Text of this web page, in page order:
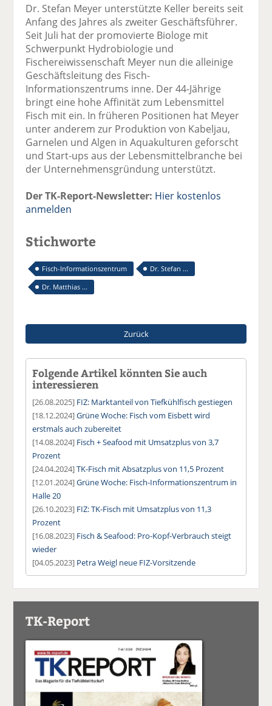
Dr. Stefan Meyer unterstützte Keller bereits seit
Anfang des Jahres als zweiter Geschäftsführer.
Seit Juli hat der promovierte Biologe mit
Schwerpunkt Hydrobiologie und
Fischereiwissenschaft Meyer nun die alleinige
Geschäftsleitung des Fisch-
Informationszentrums inne. Der 44-Jährige
bringt eine hohe Affinität zum Lebensmittel
Fisch mit ein. In früheren Positionen hat Meyer
unter anderem zur Produktion von Kabeljau,
Garnelen und Algen in Aquakulturen geforscht
und Start-ups aus der Lebensmittelbranche bei
der Unternehmensgründung unterstützt.
Der TK-Report-Newsletter: Hier kostenlos
anmelden
Stichworte
Fisch-Informationszentrum
Dr. Stefan ...
Dr. Matthias ...
Zurück
Folgende Artikel könnten Sie auch
interessieren
[26.08.2025] FIZ: Marktanteil von Tiefkühlfisch gestiegen
[18.12.2024]Grüne Woche: Fisch vom Eisbett wird
erstmals auch zubereitet
[14.08.2024] Fisch + Seafood mit Umsatzplus von 3,7
Prozent
[24.04.2024]TK-Fisch mit Absatzplus von 11,5 Prozent
[12.01.2024]Grüne Woche: Fisch-Informationszentrum in
Halle 20
[26.10.2023] FIZ: TK-Fisch mit Umsatzplus von 11,3
Prozent
[16.08.2023] Fisch & Seafood: Pro-Kopf-Verbrauch steigt
wieder
[04.05.2023] Petra Weigl neue FIZ-Vorsitzende
TK-Report